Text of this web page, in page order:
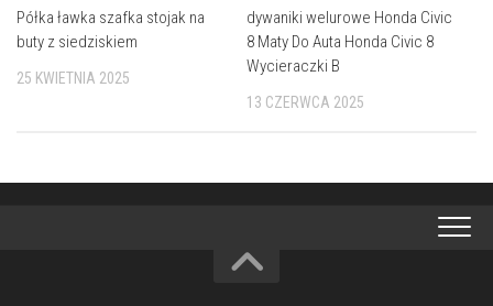
Półka ławka szafka stojak na
buty z siedziskiem
25 KWIETNIA 2025
dywaniki welurowe Honda Civic
8 Maty Do Auta Honda Civic 8
Wycieraczki B
13 CZERWCA 2025